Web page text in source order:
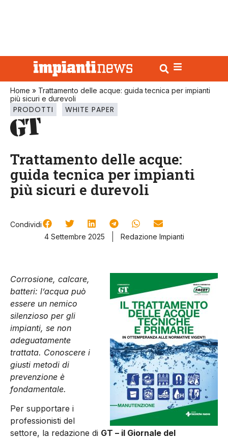
Home » Trattamento delle acque: guida tecnica per impianti
più sicuri e durevoli
PRODOTTI WHITE PAPER
Trattamento delle acque:
guida tecnica per impianti
più sicuri e durevoli
Condividi
4 Settembre 2025
Redazione Impianti
Corrosione, calcare,
batteri: l’acqua può
essere un nemico
silenzioso per gli
impianti, se non
adeguatamente
trattata. Conoscere i
giusti metodi di
prevenzione è
fondamentale.
Per supportare i
professionisti del
settore, la redazione di GT – il Giornale del